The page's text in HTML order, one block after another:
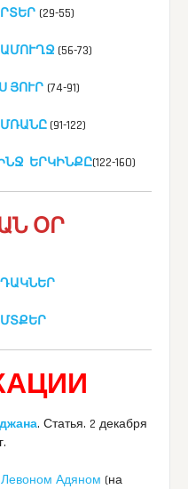
(29-55)
(56-73)
ՅՈՒՐ (74-91)
(91-122)
ԵՐԿԻՆՔԸ(122-160)
ՕՐ
. Статья. 2 декабря
Адяном (на